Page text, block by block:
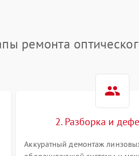
перенапряжения
60
Неисправность системы защиты от
Неисправность системы защиты от
Поломка системы защиты от
ремонта
2. Разборка и
Аккуратный демонтаж